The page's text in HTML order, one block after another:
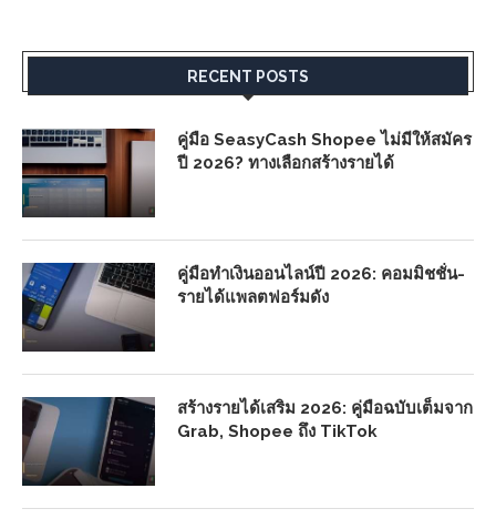
RECENT POSTS
คู่มือ SeasyCash Shopee ไม่มีให้สมัคร
ปี 2026? ทางเลือกสร้างรายได้
คู่มือทำเงินออนไลน์ปี 2026: คอมมิชชั่น-
รายได้แพลตฟอร์มดัง
สร้างรายได้เสริม 2026: คู่มือฉบับเต็มจาก
Grab, Shopee ถึง TikTok